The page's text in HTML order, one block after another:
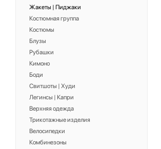
Жакеты | Пиджаки
Костюмная группа
Костюмы
Блузы
Рубашки
Кимоно
Боди
Свитшоты | Худи
Легинсы | Капри
Верхняя одежда
Трикотажные изделия
Велосипедки
Комбинезоны